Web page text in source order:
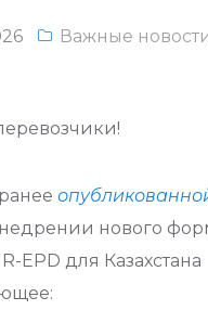
Важные
нового
EPD для Казахстана